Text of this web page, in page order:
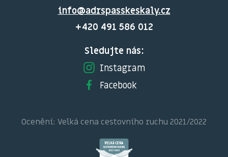
info@adrspasskeskaly.cz
+420 491 586 012
Sledujte nás:
Instagram
Facebook
Ocenění: Velká cena cestovního ruchu 2021/2022